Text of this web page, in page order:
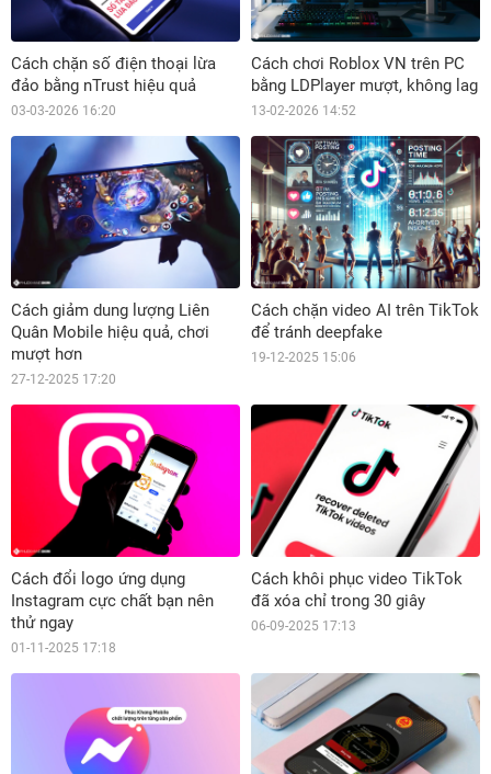
Cách chặn số điện thoại lừa
đảo bằng nTrust hiệu quả
03-03-2026 16:20
Cách chơi Roblox VN trên PC
bằng LDPlayer mượt, không lag
13-02-2026 14:52
Cách giảm dung lượng Liên
Quân Mobile hiệu quả, chơi
mượt hơn
27-12-2025 17:20
Cách chặn video AI trên TikTok
để tránh deepfake
19-12-2025 15:06
Cách đổi logo ứng dụng
Instagram cực chất bạn nên
thử ngay
01-11-2025 17:18
Cách khôi phục video TikTok
đã xóa chỉ trong 30 giây
06-09-2025 17:13